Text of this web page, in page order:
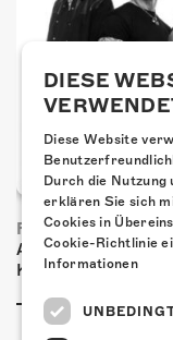
FRISCH
Am Sonntag, 15.
Kulturfabrik Kofmehl!
DIESE
Diese Website
Durch die
erklären Sie sich
Cookies in
Cookie-Richtlinie
Informationen